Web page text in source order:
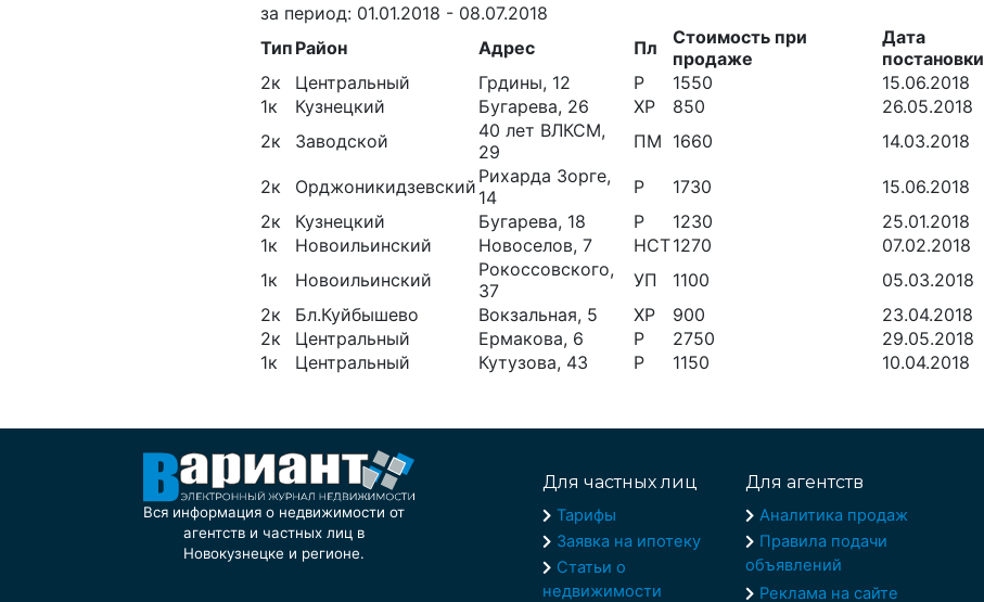
за период: 01.01.2018 - 08.07.2018
Тип Район Адрес Пл
Стоимость при
продаже
Дата
постановки
2к
Центральный Грдины, 12 Р 1550 15.06.2018
1к
Кузнецкий Бугарева, 26 ХР 850 26.05.2018
2к
Заводской
40 лет ВЛКСМ,
29
ПМ 1660 14.03.2018
2к Орджоникидзевский Рихарда Зорге,
14
Р 1730 15.06.2018
2к
Кузнецкий Бугарева, 18 Р 1230 25.01.2018
1к
Новоильинский Новоселов, 7 НСТ1270 07.02.2018
1к
Новоильинский
Рокоссовского,
37
УП 1100 05.03.2018
2к
Бл.Куйбышево Вокзальная, 5 ХР 900 23.04.2018
2к
Центральный Ермакова, 6 Р 2750 29.05.2018
1к
Центральный Кутузова, 43 Р 1150 10.04.2018
Вся информация о недвижимости от
агентств и частных лиц в
Новокузнецке и регионе.
Для частных лиц
Тарифы
Заявка на ипотеку
Статьи о
недвижимости
Для агентств
Аналитика продаж
Правила подачи
объявлений
Реклама на сайте